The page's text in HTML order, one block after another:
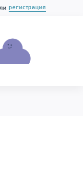
регистрация